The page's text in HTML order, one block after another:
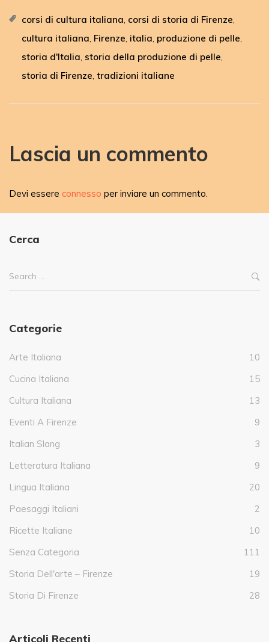
corsi di cultura italiana, corsi di storia di Firenze,
cultura italiana, Firenze, italia, produzione di pelle,
storia d'Italia, storia della produzione di pelle,
storia di Firenze, tradizioni italiane
Lascia un commento
Devi essere connesso per inviare un commento.
Cerca
Categorie
Arte Italiana
10
Cucina Italiana
15
Cultura Italiana
13
Eventi A Firenze
9
Italian Slang
3
Letteratura Italiana
9
Lingua Italiana
20
Paesaggi Italiani
2
Ricette Italiane
10
Senza Categoria
111
Storia Dell'arte – Firenze
19
Storia Di Firenze
28
Articoli Recenti